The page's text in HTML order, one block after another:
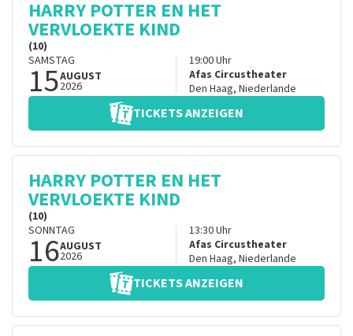
HARRY POTTER EN HET
VERVLOEKTE KIND
(10)
SAMSTAG
15AUGUST
2026
19:00Uhr
Afas Circustheater
Den Haag, Niederlande
TICKETS ANZEIGEN
HARRY POTTER EN HET
VERVLOEKTE KIND
(10)
SONNTAG
16AUGUST
2026
13:30Uhr
Afas Circustheater
Den Haag, Niederlande
TICKETS ANZEIGEN